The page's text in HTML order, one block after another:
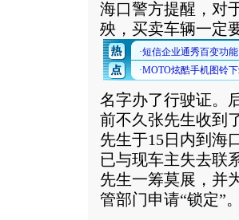
海口警方提醒，对
殃，买卖车辆一定
名字办了行驶证。
前不久张先生收到
先生于15日内到海
已与现车主失去联
先生一筹莫展，并
管部门申请“锁定”。